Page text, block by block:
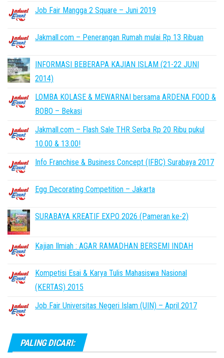
Job Fair Mangga 2 Square – Juni 2019
Jakmall.com – Penerangan Rumah mulai Rp 13 Ribuan
INFORMASI BEBERAPA KAJIAN ISLAM (21-22 JUNI
2014)
LOMBA KOLASE & MEWARNAI bersama ARDENA FOOD &
BOBO – Bekasi
Jakmall.com – Flash Sale THR Serba Rp 20 Ribu pukul
10.00 & 13.00!
Info Franchise & Business Concept (IFBC) Surabaya 2017
Egg Decorating Competition – Jakarta
SURABAYA KREATIF EXPO 2026 (Pameran ke-2)
Kajian Ilmiah : AGAR RAMADHAN BERSEMI INDAH
Kompetisi Esai & Karya Tulis Mahasiswa Nasional
(KERTAS) 2015
Job Fair Universitas Negeri Islam (UIN) – April 2017
PALING DICARI: